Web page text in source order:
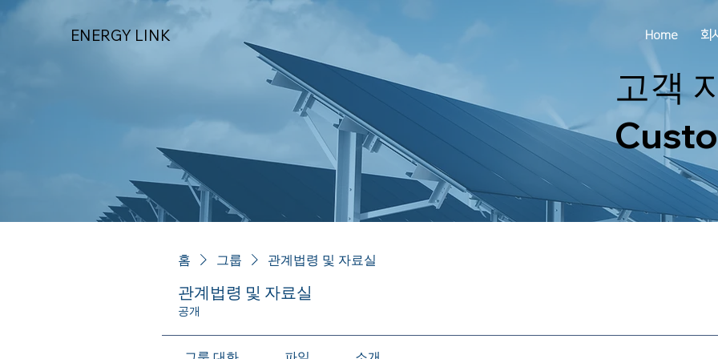
ENERGY LINK Home 회
고객
홈 그룹 관계법령 및 자료실
관계법령 및 자료실
공개